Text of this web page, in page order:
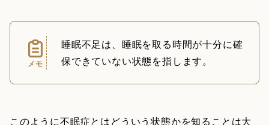
メモ
睡眠不足は、睡眠を取る時間が十分に確
保できていない状態を指します。
このように不眠症とはどういう状態かを知ることは大